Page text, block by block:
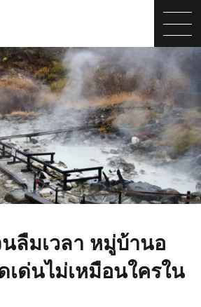
นลืมเวลา หมู่บ้านอ
เด่นไม่เหมือนใครใน